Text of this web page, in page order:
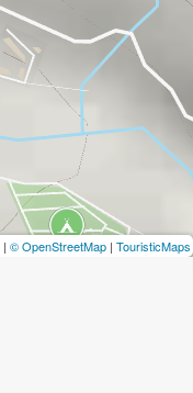
| © OpenStreetMap | TouristicMaps